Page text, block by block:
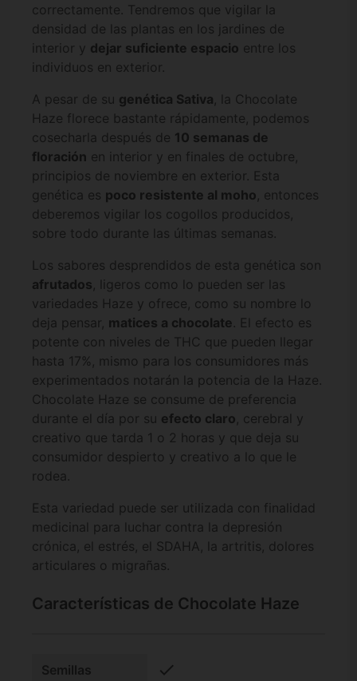
correctamente. Tendremos que vigilar la
densidad de las plantas en los jardines de
interior y dejar suficiente espacio entre los
individuos en exterior.
A pesar de su genética Sativa, la Chocolate
Haze florece bastante rápidamente, podemos
cosecharla después de 10 semanas de
floración en interior y en finales de octubre,
principios de noviembre en exterior. Esta
genética es poco resistente al moho, entonces
deberemos vigilar los cogollos producidos,
sobre todo durante las últimas semanas.
Los sabores desprendidos de esta genética son
afrutados, ligeros como lo pueden ser las
variedades Haze y ofrece, como su nombre lo
deja pensar, matices a chocolate. El efecto es
potente con niveles de THC que pueden llegar
hasta 17%, mismo para los consumidores más
experimentados notarán la potencia de la Haze.
Chocolate Haze se consume de preferencia
durante el día por su efecto claro, cerebral y
creativo que tarda 1 o 2 horas y que deja su
consumidor despierto y creativo a lo que le
rodea.
Esta variedad puede ser utilizada con finalidad
medicinal para luchar contra la depresión
crónica, el estrés, el SDAHA, la artritis, dolores
articulares o migrañas.
Características de Chocolate Haze
Semillas
check